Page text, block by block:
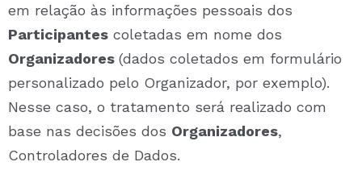
em relação às informações pessoais dos
Participantes coletadas em nome dos
Organizadores (dados coletados em formulário
personalizado pelo Organizador, por exemplo).
Nesse caso, o tratamento será realizado com
base nas decisões dos Organizadores,
Controladores de Dados.